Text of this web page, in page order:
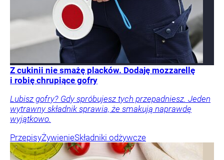
Z cukinii nie smażę placków. Dodaję mozzarellę
i robię chrupiące gofry
Lubisz gofry? Gdy spróbujesz tych przepadniesz. Jeden
wytrawny składnik sprawia, że smakują naprawdę
wyjątkowo.
PrzepisyŻywienieSkładniki odżywcze